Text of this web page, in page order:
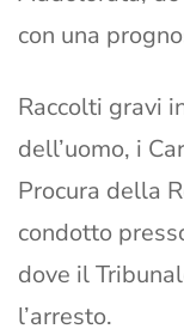
con una
Raccolti gravi
dell’uomo, i
Procura della
condotto
dove il
l’arresto.